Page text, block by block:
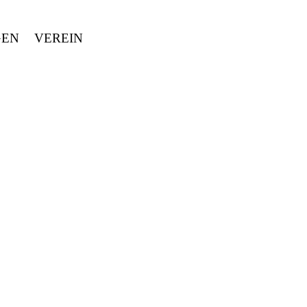
VEREIN